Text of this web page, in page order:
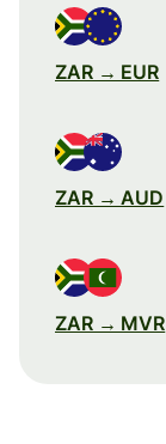
ZAR → EUR
ZAR → AUD
ZAR → MVR